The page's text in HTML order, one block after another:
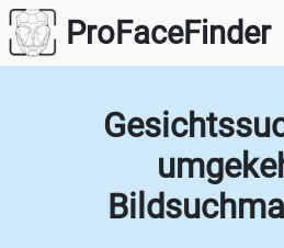
Zum
Inhalt
springen
ProFaceFinder